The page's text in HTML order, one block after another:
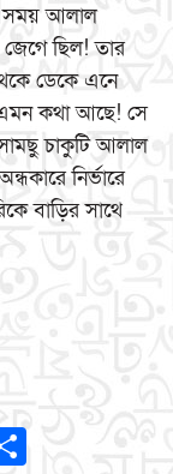
আলাল
জেগে ছিল! তার
ডেকে এনে
কথা আছে! সে
চাকুটি আলাল
নির্ভারে
বাড়ির সাথে
Share